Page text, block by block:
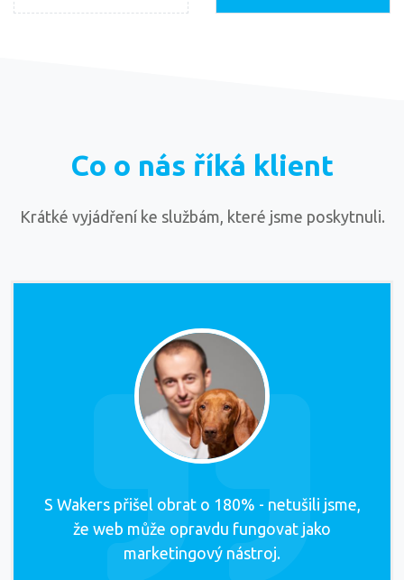
Co o nás říká klient
Krátké vyjádření ke službám, které jsme poskytnuli.
S Wakers přišel obrat o 180% - netušili jsme,
že web může opravdu fungovat jako
marketingový nástroj.